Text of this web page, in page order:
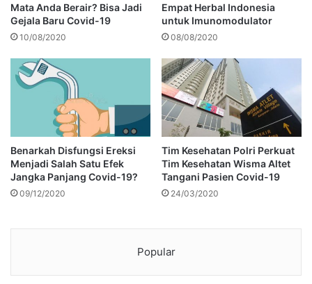
Mata Anda Berair? Bisa Jadi
Gejala Baru Covid-19
10/08/2020
Empat Herbal Indonesia
untuk Imunomodulator
08/08/2020
Benarkah Disfungsi Ereksi
Menjadi Salah Satu Efek
Jangka Panjang Covid-19?
09/12/2020
Tim Kesehatan Polri Perkuat
Tim Kesehatan Wisma Altet
Tangani Pasien Covid-19
24/03/2020
Popular